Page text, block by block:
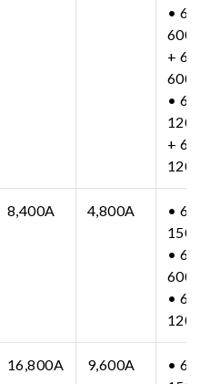
•
+
•
+
8,400A 4,800A
•
•
•
16,800A 9,600A
•